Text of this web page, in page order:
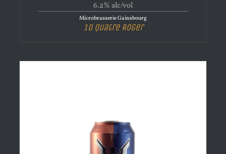
6.2% alc/vol
Microbrasserie Gainsbourg
10 Quatre Roger